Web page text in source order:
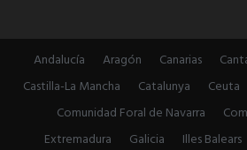
Andalucía Aragón Canarias
Castilla-La Mancha
Catalunya Ceuta
Comunidad Foral de Navarra
Extremadura
Galicia Illes Balears